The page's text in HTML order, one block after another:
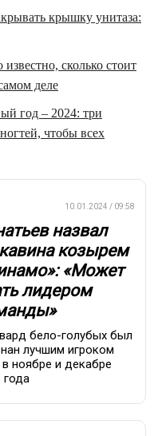
крышку унитаза:
сколько стоит
деле
год – 2024: три
чтобы всех
10.01.2024 / 09:58
назвал
козырем
«Может
лидером
бело-голубых был
лучшим игроком
ноябре и декабре
года